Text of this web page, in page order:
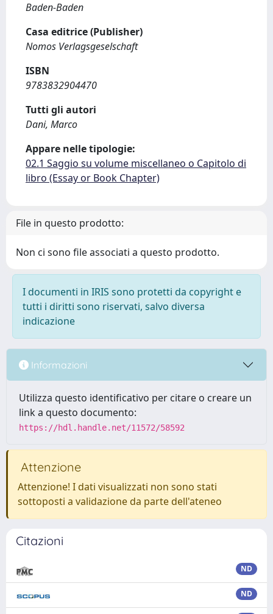
Baden-Baden
Casa editrice (Publisher)
Nomos Verlagsgeselschaft
ISBN
9783832904470
Tutti gli autori
Dani, Marco
Appare nelle tipologie:
02.1 Saggio su volume miscellaneo o Capitolo di
libro (Essay or Book Chapter)
File in questo prodotto:
Non ci sono file associati a questo prodotto.
I documenti in IRIS sono protetti da copyright e
tutti i diritti sono riservati, salvo diversa
indicazione
Informazioni
Utilizza questo identificativo per citare o creare un
link a questo documento:
https://hdl.handle.net/11572/58592
Attenzione
Attenzione! I dati visualizzati non sono stati
sottoposti a validazione da parte dell'ateneo
Citazioni
ND
ND